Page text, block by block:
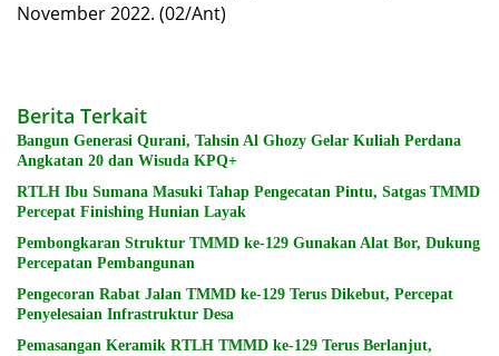
November 2022. (02/Ant)
Berita Terkait
Bangun Generasi Qurani, Tahsin Al Ghozy Gelar Kuliah Perdana
Angkatan 20 dan Wisuda KPQ+
RTLH Ibu Sumana Masuki Tahap Pengecatan Pintu, Satgas TMMD
Percepat Finishing Hunian Layak
Pembongkaran Struktur TMMD ke-129 Gunakan Alat Bor, Dukung
Percepatan Pembangunan
Pengecoran Rabat Jalan TMMD ke-129 Terus Dikebut, Percepat
Penyelesaian Infrastruktur Desa
Pemasangan Keramik RTLH TMMD ke-129 Terus Berlanjut,